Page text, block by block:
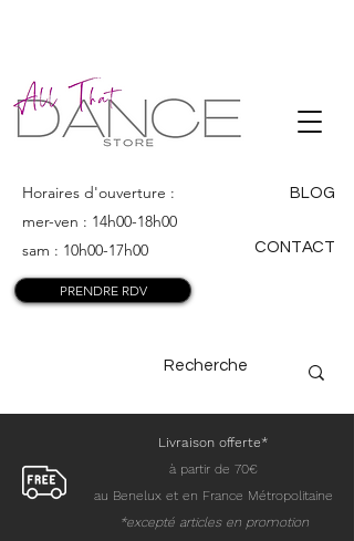
ALL THAT
DANCE
Horaires d'ouverture :
mer-ven : 14h00-18h00
sam : 10h00-17h00
BLOG
CONTACT
PRENDRE RDV
Livraison offerte*
à partir de 70€
au Benelux et en France Métropolitaine
*excepté articles en promotion